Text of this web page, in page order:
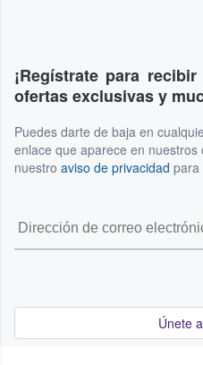
¡Regístrate para
ofertas exclusivas y
Puedes darte de baja en
enlace que aparece en
nuestro aviso de privacidad para
Únete